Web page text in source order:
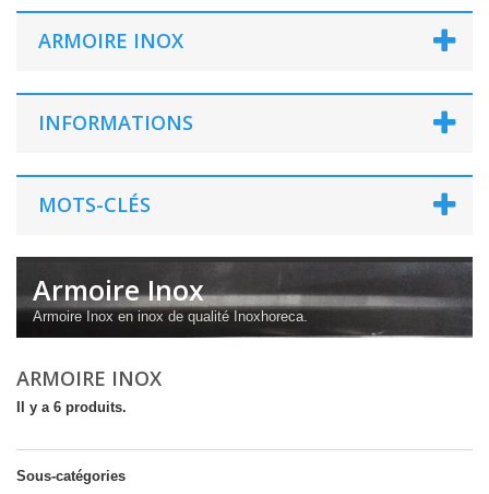
ARMOIRE INOX
INFORMATIONS
MOTS-CLÉS
Armoire Inox
Armoire Inox en inox de qualité Inoxhoreca.
ARMOIRE INOX
Il y a 6 produits.
Sous-catégories